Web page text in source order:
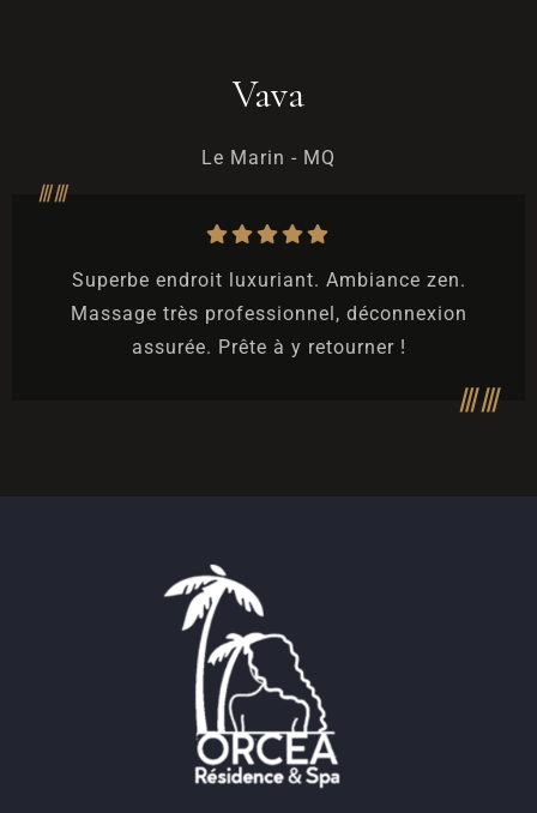
Vava
Le Marin - MQ
Superbe endroit luxuriant. Ambiance zen.
Massage très professionnel, déconnexion
assurée. Prête à y retourner !